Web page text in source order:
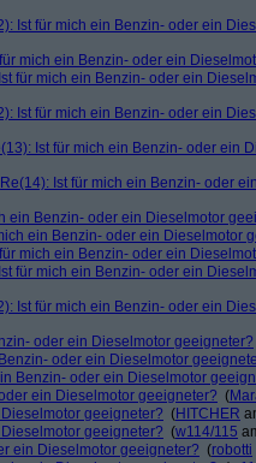
Ist für mich ein Benzin- oder ein
mich ein Benzin- oder ein
für mich ein Benzin- oder ein
Ist für mich ein Benzin- oder ein
Ist für mich ein Benzin- oder ein
Re(14): Ist für mich ein Benzin- oder
ein Benzin- oder ein Dieselmotor
ein Benzin- oder ein Dieselmotor
mich ein Benzin- oder ein
für mich ein Benzin- oder ein
Ist für mich ein Benzin- oder ein
oder ein Dieselmotor geeigneter?
oder ein Dieselmotor
Benzin- oder ein Dieselmotor
ein Dieselmotor geeigneter? (
geeigneter? (HITCHER
geeigneter? (w114/115
ein Dieselmotor geeigneter? (robotti